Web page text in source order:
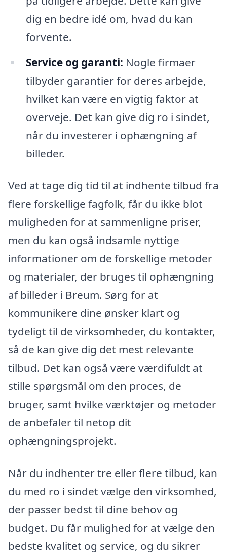
dig en bedre idé om, hvad du kan
forvente.
Service og garanti: Nogle firmaer
tilbyder garantier for deres arbejde,
hvilket kan være en vigtig faktor at
overveje. Det kan give dig ro i sindet,
når du investerer i ophængning af
billeder.
Ved at tage dig tid til at indhente tilbud fra
flere forskellige fagfolk, får du ikke blot
muligheden for at sammenligne priser,
men du kan også indsamle nyttige
informationer om de forskellige metoder
og materialer, der bruges til ophængning
af billeder i Breum. Sørg for at
kommunikere dine ønsker klart og
tydeligt til de virksomheder, du kontakter,
så de kan give dig det mest relevante
tilbud. Det kan også være værdifuldt at
stille spørgsmål om den proces, de
bruger, samt hvilke værktøjer og metoder
de anbefaler til netop dit
ophængningsprojekt.
Når du indhenter tre eller flere tilbud, kan
du med ro i sindet vælge den virksomhed,
der passer bedst til dine behov og
budget. Du får mulighed for at vælge den
bedste kvalitet og service, og du sikrer